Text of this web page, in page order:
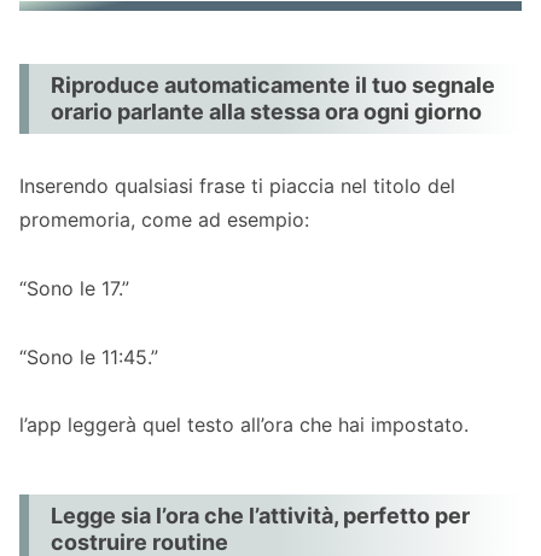
costruire routine
Scegli tra voce, notifica o allarme
nei giorni feriali
Legge l’ora senza ritardi
Può leggere ad alta voce anche in modalità
FAQ sul segnale orario parlante
D: Posso modificare liberamente il
D: Leggerà ad alta voce anche quando lo
schermo è spento?
Riproduce automaticamente il tuo segnale
orario parlante alla stessa ora ogni giorno
Inserendo qualsiasi frase ti piaccia nel titolo del
promemoria, come ad esempio:
“Sono le 17.”
“Sono le 11:45.”
l’app leggerà quel testo all’ora che hai impostato.
Legge sia l’ora che l’attività, perfetto per
costruire routine